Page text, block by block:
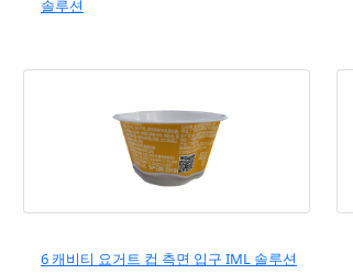
솔루션
6 캐비티 요거트 컵 측면 입구 IML 솔루션